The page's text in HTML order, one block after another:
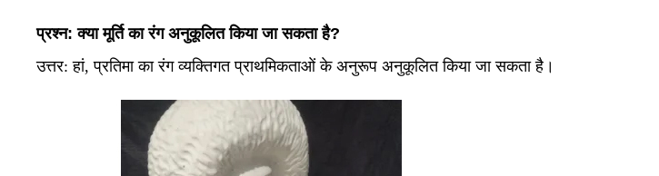
प्रश्न: क्या मूर्ति का रंग अनुकूलित किया जा सकता है?
उत्तर:हां, प्रतिमा का रंग व्यक्तिगत प्राथमिकताओं के अनुरूप अनुकूलित किया जा सकता है।